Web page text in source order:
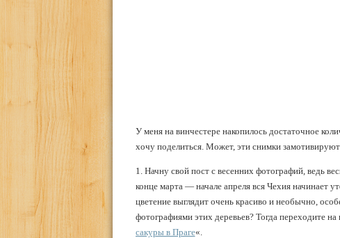
У меня на винчестере накопилось достаточное
хочу поделиться. Может, эти снимки
1. Начну свой пост с весенних фотографий, ведь
конце марта — начале апреля вся Чехия начинает
цветение выглядит очень красиво и необычно,
фотографиями этих деревьев? Тогда переходите
сакуры в Праге«.